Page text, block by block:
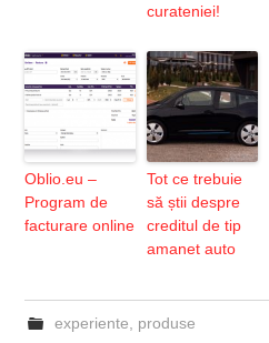
curateniei!
Oblio.eu –
Program de
facturare online
Tot ce trebuie
să știi despre
creditul de tip
amanet auto
experiente produse